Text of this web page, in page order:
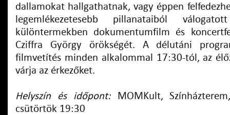
dallamokat hallgathatnak, vagy éppen
legemlékezetesebb pillanataiból
különtermekben dokumentumfilm és
Cziffra György örökségét. A délutáni
filmvetítés minden alkalommal 17:30-tól, az
várja az érkezőket.
Helyszín és időpont:MOMKult,
csütörtök 19:30